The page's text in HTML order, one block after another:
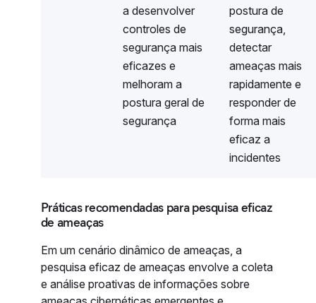
a desenvolver
controles de
segurança mais
eficazes e
melhoram a
postura geral de
segurança
postura de
segurança,
detectar
ameaças mais
rapidamente e
responder de
forma mais
eficaz a
incidentes
Práticas recomendadas para pesquisa eficaz
de ameaças
Em um cenário dinâmico de ameaças, a
pesquisa eficaz de ameaças envolve a coleta
e análise proativas de informações sobre